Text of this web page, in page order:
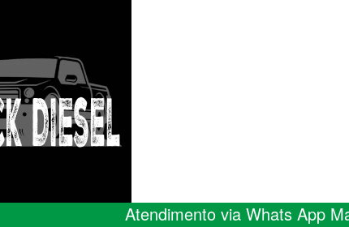
Atendimento via Whats App